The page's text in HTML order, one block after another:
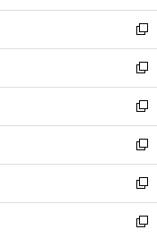
開
く
ウ
で
開
く
ン
ド
ウ
で
開
く
ウ
ィ
ン
ド
ウ
で
開
く
新
し
い
ウ
ィ
ン
ド
ウ
で
開
く
新
し
い
ウ
ィ
ン
ド
ウ
で
新
し
い
ウ
ィ
ン
ド
新
し
い
ウ
ィ
新
し
い
新